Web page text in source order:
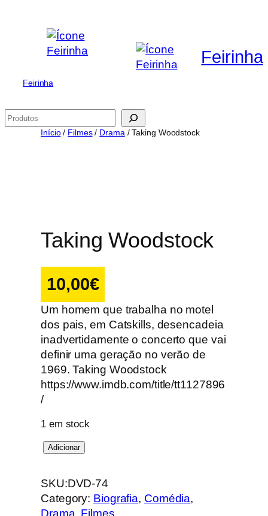
conteúdo
Feirinha
Feirinha
Pesquisar
Início/ Filmes/ Drama / Taking Woodstock
Taking Woodstock
10,00€
Um homem que trabalha no motel
dos pais, em Catskills, desencadeia
inadvertidamente o concerto que vai
definir uma geração no verão de
1969. Taking Woodstock
https://www.imdb.com/title/tt1127896
/
1 em stock
Q
a
n
t
Adicionar
SKU:DVD-74
Category: Biografia, Comédia